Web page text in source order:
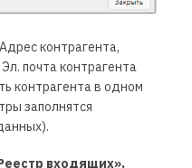
контрагента,
почта контрагента
контрагента в одном
заполнятся
входящих»,